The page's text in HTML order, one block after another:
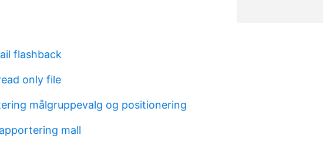
flashback
only file
målgruppevalg og positionering
mall